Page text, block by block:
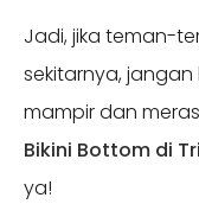
Jadi, jika teman-
sekitarnya,
mampir dan
Bikini Bottom di
ya!